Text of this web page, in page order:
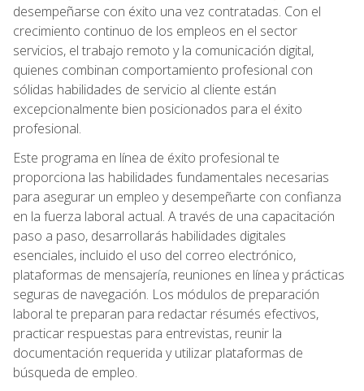
desempeñarse con éxito una vez contratadas. Con el
crecimiento continuo de los empleos en el sector
servicios, el trabajo remoto y la comunicación digital,
quienes combinan comportamiento profesional con
sólidas habilidades de servicio al cliente están
excepcionalmente bien posicionados para el éxito
profesional.
Este programa en línea de éxito profesional te
proporciona las habilidades fundamentales necesarias
para asegurar un empleo y desempeñarte con confianza
en la fuerza laboral actual. A través de una capacitación
paso a paso, desarrollarás habilidades digitales
esenciales, incluido el uso del correo electrónico,
plataformas de mensajería, reuniones en línea y prácticas
seguras de navegación. Los módulos de preparación
laboral te preparan para redactar résumés efectivos,
practicar respuestas para entrevistas, reunir la
documentación requerida y utilizar plataformas de
búsqueda de empleo.